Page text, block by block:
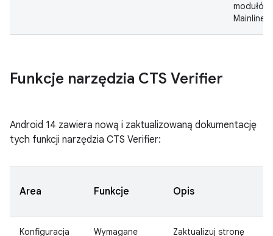
modułów
Mainline.
Funkcje narzędzia CTS Verifier
Android 14 zawiera nową i zaktualizowaną dokumentację
tych funkcji narzędzia CTS Verifier:
Area Funkcje Opis
Konfiguracja
Wymagane
Zaktualizuj stronę